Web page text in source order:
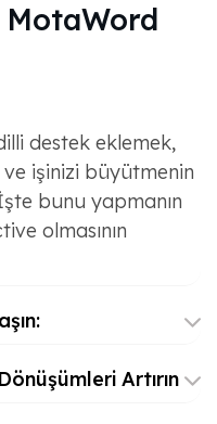
destek eklemek,
işinizi büyütmenin
bunu yapmanın
olmasının
Artırın